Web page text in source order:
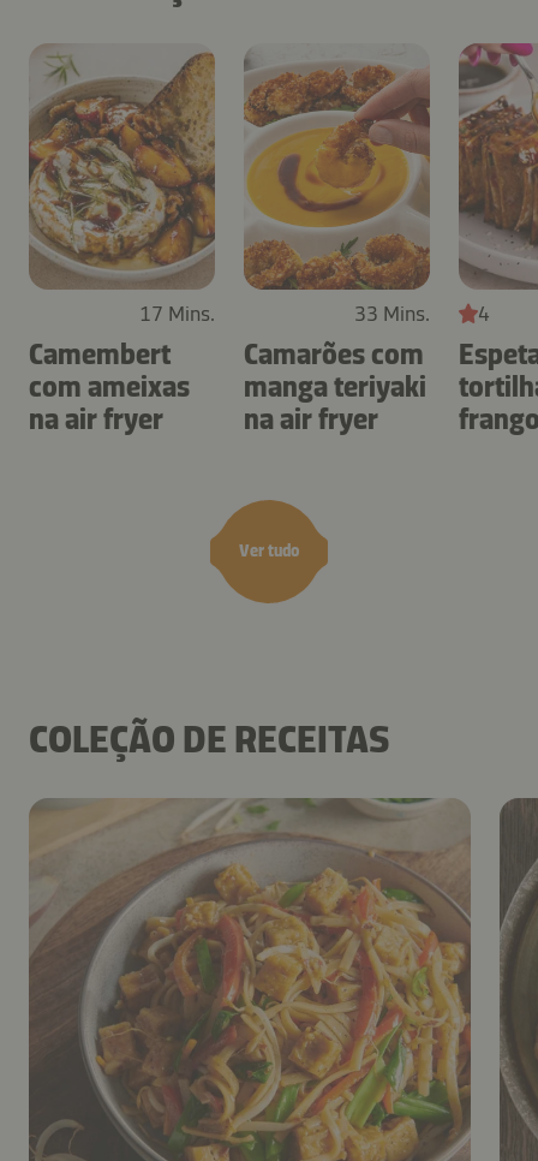
Ver tudo
17 Mins.
Camembert
com ameixas
na air fryer
33 Mins.
Camarões com
manga teriyaki
na air fryer
4
COLEÇÃO DE RECEITAS